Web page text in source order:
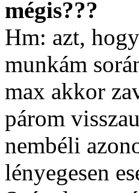
mégis???
Hm: azt,
munkám
max akkor
párom
nembéli
lényegesen